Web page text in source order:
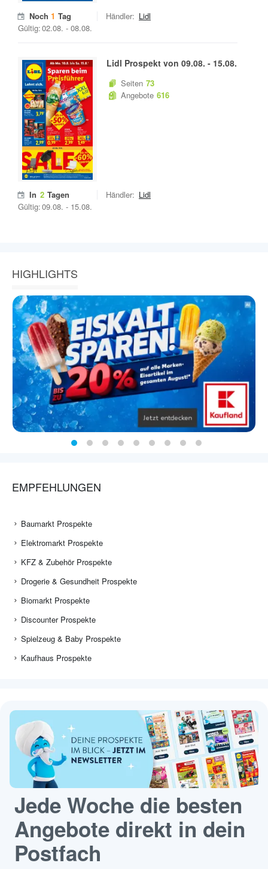
Noch 1 Tag
Gültig:02.08. - 08.08.
Händler: Lidl
Lidl Prospekt von 09.08. - 15.08.
Seiten 73
Angebote 616
In 2 Tagen
Gültig:09.08. - 15.08.
Händler: Lidl
HIGHLIGHTS
EMPFEHLUNGEN
Baumarkt Prospekte
Elektromarkt Prospekte
KFZ & Zubehör Prospekte
Drogerie & Gesundheit Prospekte
Biomarkt Prospekte
Discounter Prospekte
Spielzeug & Baby Prospekte
Kaufhaus Prospekte
Jede Woche die besten
Angebote direkt in dein
Postfach